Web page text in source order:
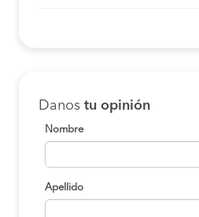
Danos tu opinión
Nombre
Apellido